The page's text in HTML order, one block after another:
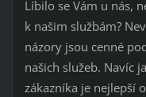
Líbilo se Vám u nás,
k našim službám?
názory jsou cenné
našich služeb. Navíc
zákazníka je nejlepší